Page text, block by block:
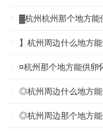
▓杭州杭州那个地方能
】杭州周边什么地方
¤杭州那个地方能供卵
◎杭州周边什么地方
◎杭州周边那个地方